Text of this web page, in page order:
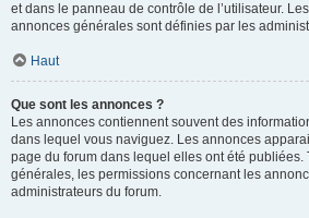
et dans le panneau de contrôle de l’utilisateur.
annonces générales sont définies par les
Haut
Que sont les annonces ?
Les annonces contiennent souvent des
dans lequel vous naviguez. Les annonces
page du forum dans lequel elles ont été publiées.
générales, les permissions concernant les
administrateurs du forum.